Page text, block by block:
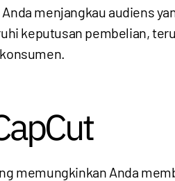
menjangkau audiens
keputusan pembelian,
memungkinkan Anda